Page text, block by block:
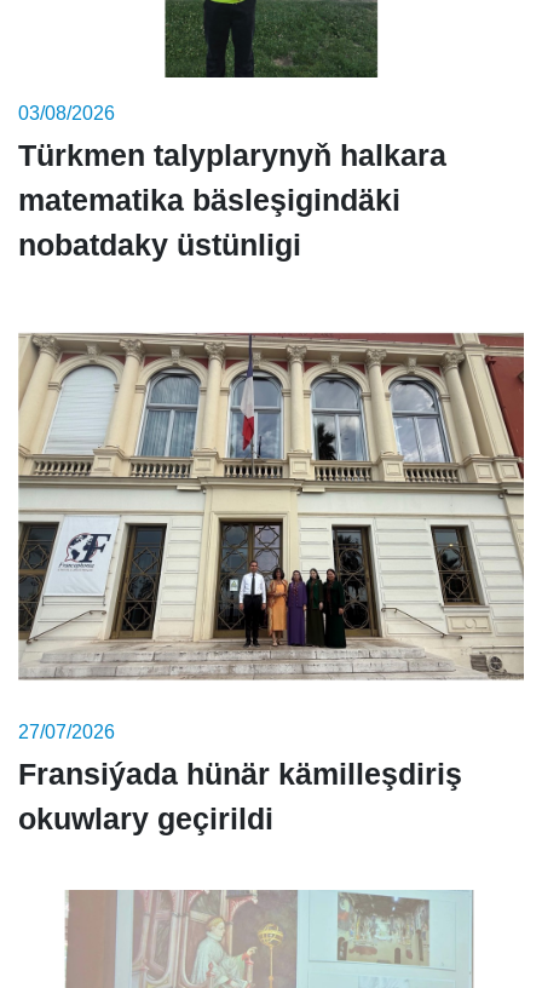
03/08/2026
Türkmen talyplarynyň halkara
matematika bäsleşigindäki
nobatdaky üstünligi
27/07/2026
Fransiýada hünär kämilleşdiriş
okuwlary geçirildi